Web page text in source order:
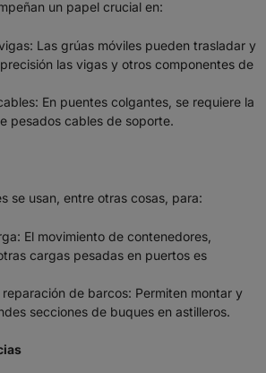
un papel crucial en:
Las grúas móviles pueden trasladar y
las vigas y otros componentes de
En puentes colgantes, se requiere la
pesados cables de soporte.
se usan, entre otras cosas, para:
El movimiento de contenedores,
cargas pesadas en puertos es
de barcos: Permiten montar y
secciones de buques en astilleros.